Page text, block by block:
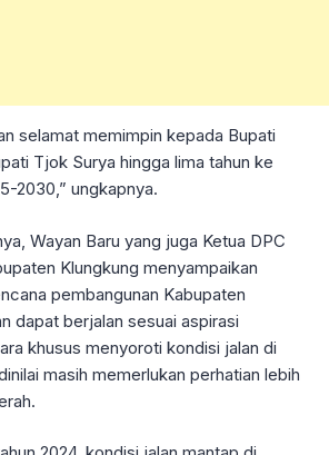
selamat memimpin kepada Bupati
Tjok Surya hingga lima tahun ke
2030,” ungkapnya.
Wayan Baru yang juga Ketua DPC
Klungkung menyampaikan
pembangunan Kabupaten
dapat berjalan sesuai aspirasi
khusus menyoroti kondisi jalan di
masih memerlukan perhatian lebih